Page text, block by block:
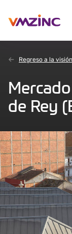
Regreso a la
de Rey